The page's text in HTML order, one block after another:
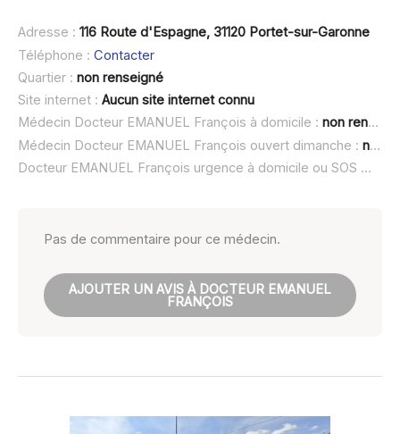
Adresse : 116 Route d'Espagne, 31120 Portet-sur-Garonne
Téléphone : Contacter
Quartier : non renseigné
Site internet : Aucun site internet connu
Médecin Docteur EMANUEL François à domicile : non renseigné
Médecin Docteur EMANUEL François ouvert dimanche : non renseigné
Docteur EMANUEL François urgence à domicile ou SOS médecin :
Pas de commentaire pour ce médecin.
AJOUTER UN AVIS À DOCTEUR EMANUEL
FRANÇOIS